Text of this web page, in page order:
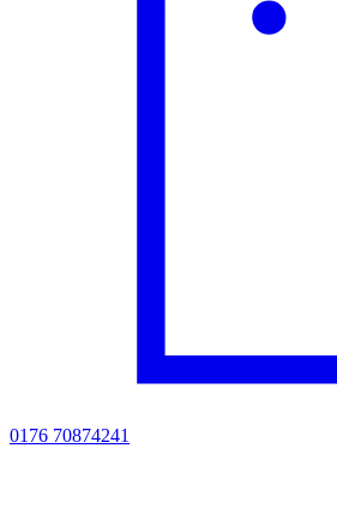
0176 70874241